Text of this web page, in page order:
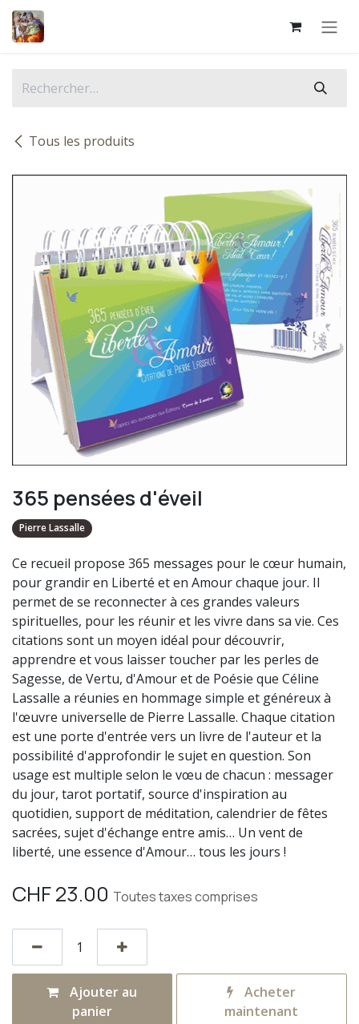
Se rendre au contenu
Tous les produits
365 pensées d'éveil
Pierre Lassalle
Ce recueil propose 365 messages pour le cœur humain,
pour grandir en Liberté et en Amour chaque jour. Il
permet de se reconnecter à ces grandes valeurs
spirituelles, pour les réunir et les vivre dans sa vie. Ces
citations sont un moyen idéal pour découvrir,
apprendre et vous laisser toucher par les perles de
Sagesse, de Vertu, d'Amour et de Poésie que Céline
Lassalle a réunies en hommage simple et généreux à
l'œuvre universelle de Pierre Lassalle. Chaque citation
est une porte d'entrée vers un livre de l'auteur et la
possibilité d'approfondir le sujet en question. Son
usage est multiple selon le vœu de chacun : messager
du jour, tarot portatif, source d'inspiration au
quotidien, support de méditation, calendrier de fêtes
sacrées, sujet d'échange entre amis… Un vent de
liberté, une essence d'Amour… tous les jours !
CHF23.00 Toutes taxes comprises
Ajouter au
panier
Acheter
maintenant